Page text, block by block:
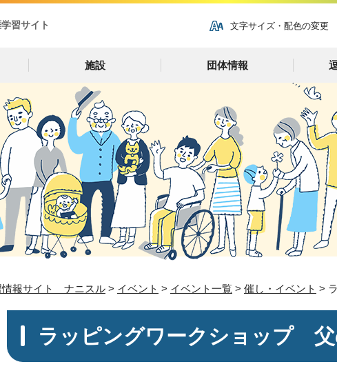
習サイト 文字サイズ・配色の変更
施設 団体情報
情報サイト ナニスル > イベント > イベント一覧 > 催し・イベント >
ラッピングワークショップ 父